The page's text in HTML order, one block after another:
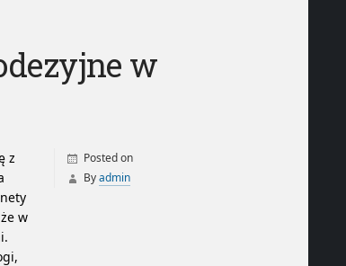
w
z
w
Posted on
Byadmin